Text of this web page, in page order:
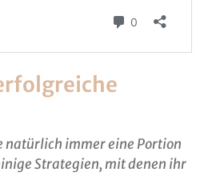
natürlich immer eine Portion
Strategien, mit denen ihr